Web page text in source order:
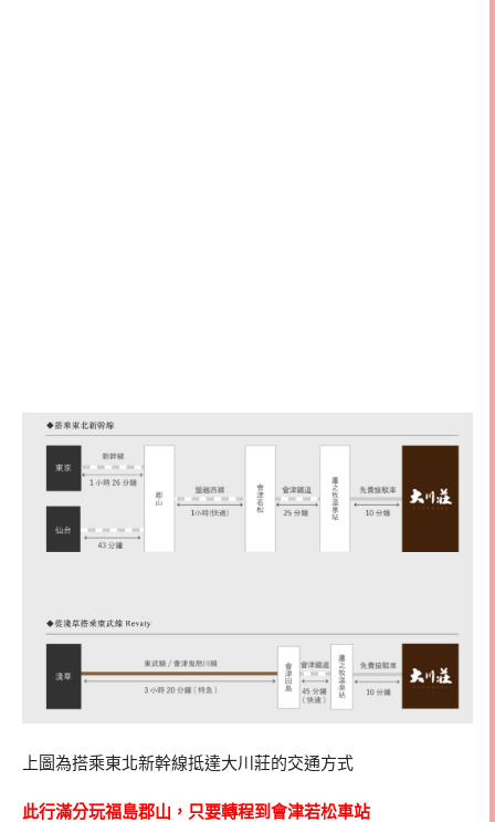
上圖為搭乘東北新幹線抵達大川莊的交通方式
此行滿分玩福島郡山，只要轉程到會津若松車站